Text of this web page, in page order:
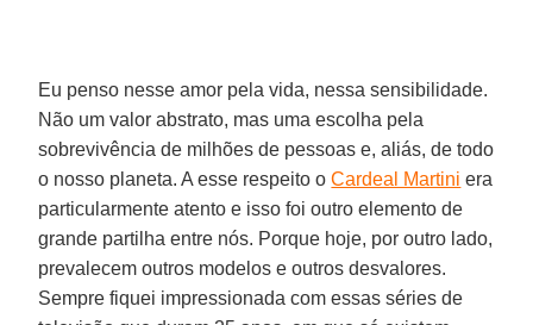
Eu penso nesse amor pela vida, nessa sensibilidade.
Não um valor abstrato, mas uma escolha pela
sobrevivência de milhões de pessoas e, aliás, de todo
o nosso planeta. A esse respeito oCardeal Martini era
particularmente atento e isso foi outro elemento de
grande partilha entre nós. Porque hoje, por outro lado,
prevalecem outros modelos e outros desvalores.
Sempre fiquei impressionada com essas séries de